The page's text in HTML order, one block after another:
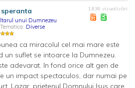
unui Dumnezeu
Diverse
1.836 vizualizări
ca miracolul cel mai mare este
un suflet se intoarce la Dumnezeu.
adevarat. In fond orice alt gen de
un impact spectaculos, dar numai pe
Lazar, prietenul Domnului Isus care